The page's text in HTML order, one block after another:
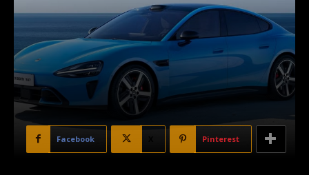
Facebook Pinterest